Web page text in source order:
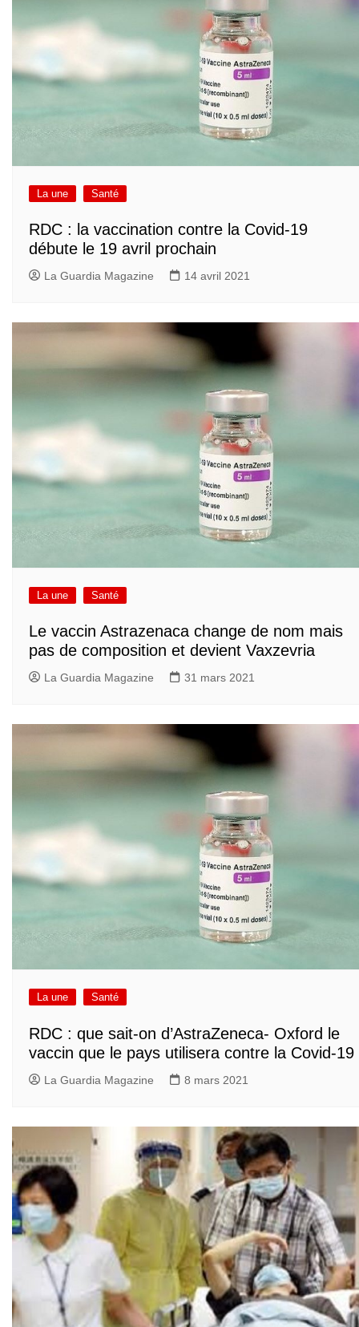
La une Santé
RDC : la vaccination contre la Covid-19
débute le 19 avril prochain
La Guardia Magazine 14 avril 2021
La une Santé
Le vaccin Astrazenaca change de nom mais
pas de composition et devient Vaxzevria
La Guardia Magazine 31 mars 2021
La une Santé
RDC : que sait-on d’AstraZeneca- Oxford le
vaccin que le pays utilisera contre la Covid-19
La Guardia Magazine 8 mars 2021